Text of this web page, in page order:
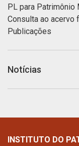
PL para Patrimônio
Consulta ao acervo
Publicações
Notícias
INSTITUTO DO